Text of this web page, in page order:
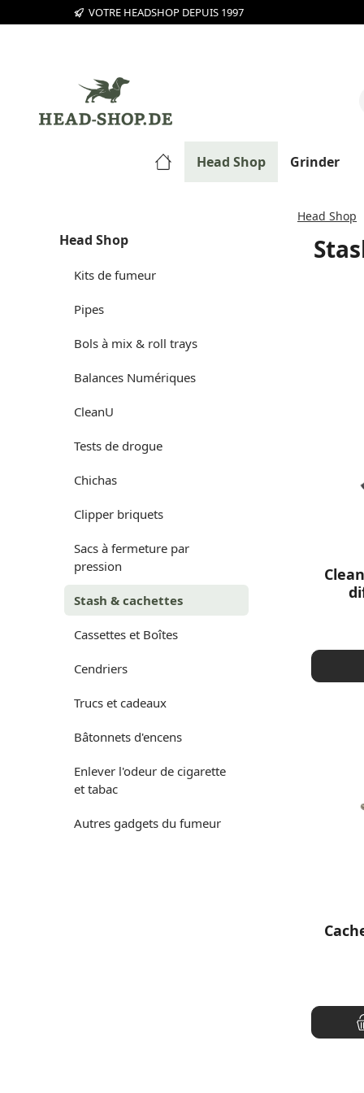
au contenu principal
Passer à la recherche
Passer à la navigation principale
VOTRE HEADSHOP DEPUIS 1997
Head Shop Grinder
Head Shop
Kits de fumeur
Pipes
Bols à mix & roll trays
Balances Numériques
CleanU
Tests de drogue
Chichas
Clipper briquets
Sacs à fermeture par
pression
Stash & cachettes
Cassettes et Boîtes
Cendriers
Trucs et cadeaux
Bâtonnets d'encens
Enlever l'odeur de cigarette
et tabac
Autres gadgets du fumeur
Head Shop